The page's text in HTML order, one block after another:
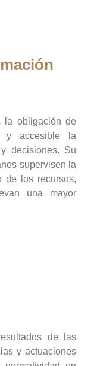
la obligación de
y accesible la
decisiones. Su
supervisen la
de los recursos,
una mayor
de las
y actuaciones